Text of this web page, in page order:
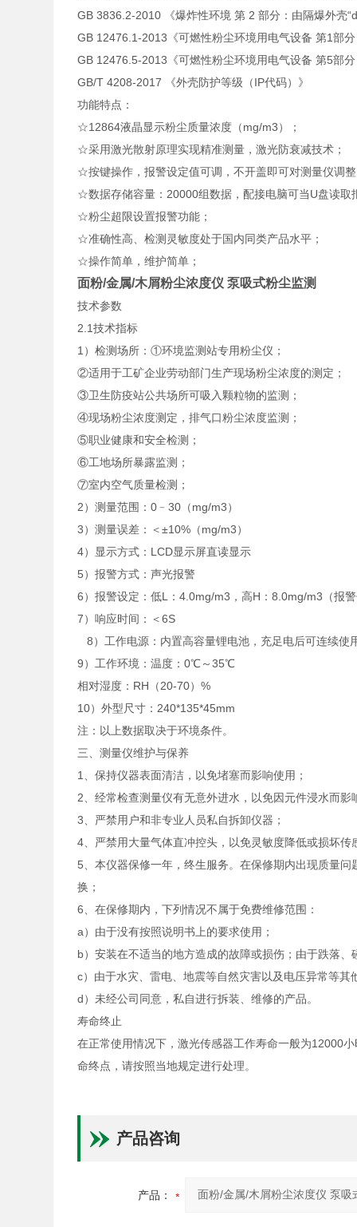
GB 3836.2-2010 《爆炸性环境 第 2 部分：由隔爆外壳
GB 12476.1-2013《可燃性粉尘环境用电气设备 第1部
GB 12476.5-2013《可燃性粉尘环境用电气设备 第5部
GB/T 4208-2017 《外壳防护等级（IP代码）》
功能特点：
☆12864液晶显示粉尘质量浓度（mg/m3）；
☆采用激光散射原理实现精准测量，激光防衰减技术；
☆按键操作，报警设定值可调，不开盖即可对测量仪调
☆数据存储容量：20000组数据，配接电脑可当U盘读取
☆粉尘超限设置报警功能；
☆准确性高、检测灵敏度处于国内同类产品水平；
☆操作简单，维护简单；
面粉/金属/木屑粉尘浓度仪 泵吸式粉尘监测
技术参数
2.1技术指标
1）检测场所：①环境监测站专用粉尘仪；
②适用于工矿企业劳动部门生产现场粉尘浓度的测定；
③卫生防疫站公共场所可吸入颗粒物的监测；
④现场粉尘浓度测定，排气口粉尘浓度监测；
⑤职业健康和安全检测；
⑥工地场所暴露监测；
⑦室内空气质量检测；
2）测量范围：0﹣30（mg/m3）
3）测量误差：＜±10%（mg/m3）
4）显示方式：LCD显示屏直读显示
5）报警方式：声光报警
6）报警设定：低L：4.0mg/m3，高H：8.0mg/m3（报
7）响应时间：＜6S
8）工作电源：内置高容量锂电池，充足电后可连续使
9）工作环境：温度：0℃～35℃
相对湿度：RH（20-70）%
10）外型尺寸：240*135*45mm
注：以上数据取决于环境条件。
三、测量仪维护与保养
1、保持仪器表面清洁，以免堵塞而影响使用；
2、经常检查测量仪有无意外进水，以免因元件浸水而影
3、 严禁用户和非专业人员私自拆卸仪器；
4、 严禁用大量气体直冲控头，以免灵敏度降低或损坏传
5、本仪器保修一年，终生服务。在保修期内出现质量
换；
6、在保修期内，下列情况不属于免费维修范围：
a） 由于没有按照说明书上的要求使用；
b）安装在不适当的地方造成的故障或损伤；由于跌落、
c） 由于水灾、雷电、地震等自然灾害以及电压异常等其
d）未经公司同意，私自进行拆装、维修的产品。
寿命终止
在正常使用情况下，激光传感器工作寿命一般为12000
命终点，请按照当地规定进行处理。
产品咨询
产品：